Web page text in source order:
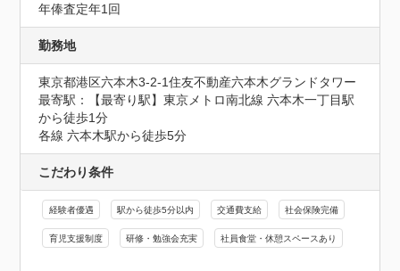
年俸査定年1回
勤務地
東京都港区六本木3-2-1住友不動産六本木グランドタワー
最寄駅：【最寄り駅】東京メトロ南北線 六本木一丁目駅
から徒歩1分
各線 六本木駅から徒歩5分
こだわり条件
経験者優遇 駅から徒歩5分以内 交通費支給 社会保険完備
育児支援制度 研修・勉強会充実 社員食堂・休憩スペースあり